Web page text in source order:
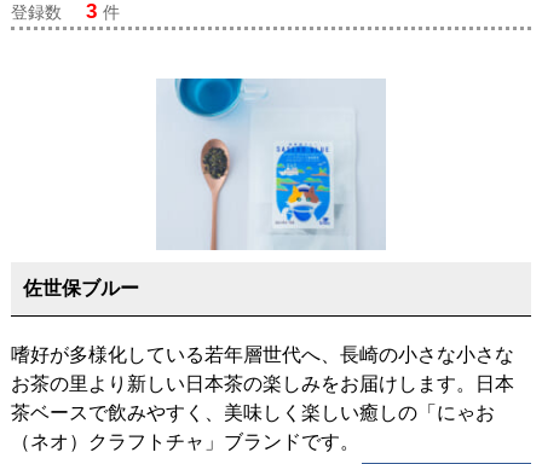
登録数 3 件
佐世保ブルー
嗜好が多様化している若年層世代へ、長崎の小さな小さな
お茶の里より新しい日本茶の楽しみをお届けします。日本
茶ベースで飲みやすく、美味しく楽しい癒しの「にゃお
（ネオ）クラフトチャ」ブランドです。